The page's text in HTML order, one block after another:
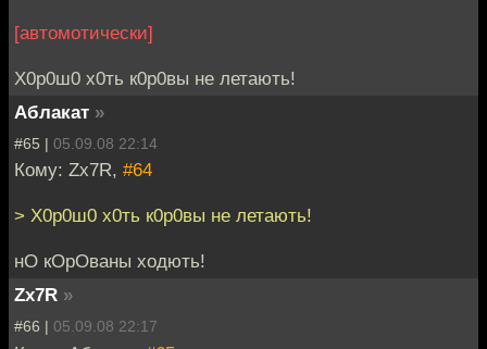
[автомотически]
Х0р0ш0 х0ть к0р0вы не летають!
Аблакат »
#65 | 05.09.08 22:14
Кому: Zx7R, #64
> Х0р0ш0 х0ть к0р0вы не летають!
нО кОрОваны ходють!
Zx7R »
#66 | 05.09.08 22:17